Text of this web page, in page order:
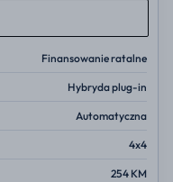
Finansowanie ratalne
Hybryda plug-in
Automatyczna
4x4
254 KM